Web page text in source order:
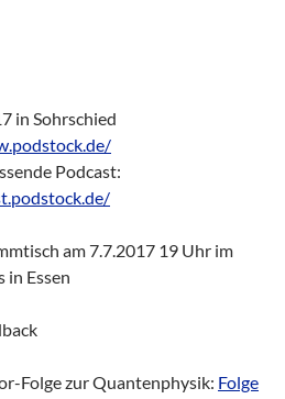
in Sohrschied
Podcast:
am 7.7.2017 19 Uhr im
in Essen
Folge zur Quantenphysik: Folge